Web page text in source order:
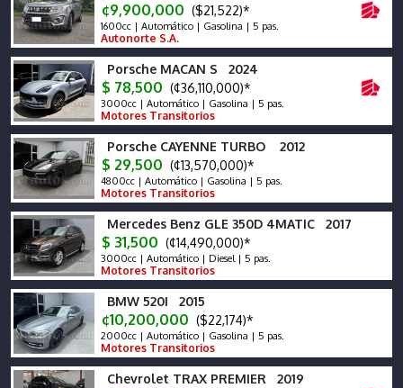
¢9,900,000 ($21,522)*
1600cc | Automático | Gasolina | 5 pas.
Autonorte S.A.
Porsche MACAN S 2024
$ 78,500 (¢36,110,000)*
3000cc | Automático | Gasolina | 5 pas.
Motores Transitorios
Porsche CAYENNE TURBO 2012
$ 29,500 (¢13,570,000)*
4800cc | Automático | Gasolina | 5 pas.
Motores Transitorios
Mercedes Benz GLE 350D 4MATIC 2017
$ 31,500 (¢14,490,000)*
3000cc | Automático | Diesel | 5 pas.
Motores Transitorios
BMW 520I 2015
¢10,200,000 ($22,174)*
2000cc | Automático | Gasolina | 5 pas.
Motores Transitorios
Chevrolet TRAX PREMIER 2019